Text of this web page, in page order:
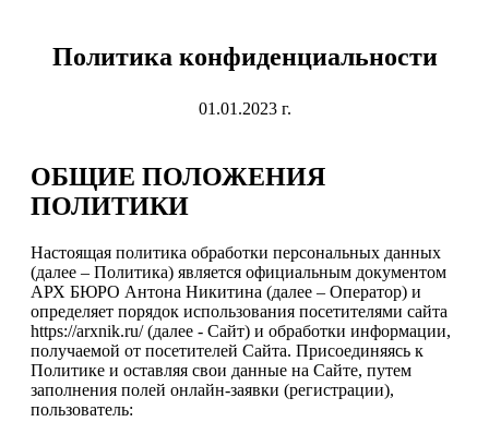
Политика конфиденциальности
01.01.2023 г.
ОБЩИЕ ПОЛОЖЕНИЯ
ПОЛИТИКИ
Настоящая политика обработки персональных данных
(далее – Политика) является официальным документом
АРХ БЮРО Антона Никитина (далее – Оператор) и
определяет порядок использования посетителями сайта
https://arxnik.ru/ (далее - Сайт) и обработки информации,
получаемой от посетителей Сайта. Присоединяясь к
Политике и оставляя свои данные на Сайте, путем
заполнения полей онлайн-заявки (регистрации),
пользователь: